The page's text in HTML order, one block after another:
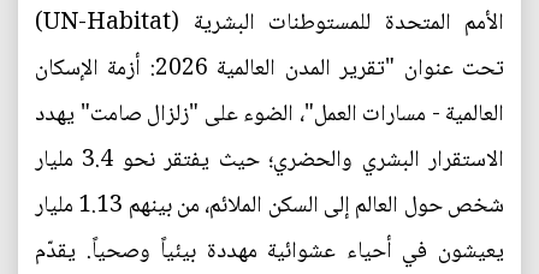
الأمم المتحدة للمستوطنات البشرية (UN-Habitat)
تحت عنوان "تقرير المدن العالمية 2026: أزمة الإسكان
العالمية - مسارات العمل"، الضوء على "زلزال صامت" يهدد
الاستقرار البشري والحضري؛ حيث يفتقر نحو 3.4 مليار
شخص حول العالم إلى السكن الملائم، من بينهم 1.13 مليار
يعيشون في أحياء عشوائية مهددة بيئياً وصحياً. يقدّم